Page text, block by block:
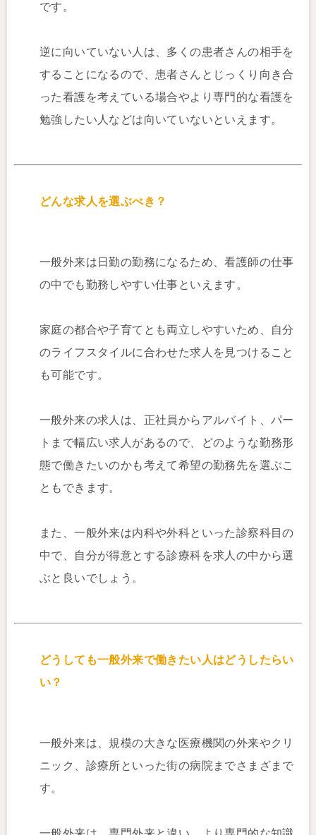
です。
逆に向いていない人は、多くの患者さんの相手を
することになるので、患者さんとじっくり向き合
った看護を考えている場合やより専門的な看護を
勉強したい人などは向いていないといえます。
どんな求人を選ぶべき？
一般外来は日勤の勤務になるため、看護師の仕事
の中でも勤務しやすい仕事といえます。
家庭の都合や子育てとも両立しやすいため、自分
のライフスタイルに合わせた求人を見つけること
も可能です。
一般外来の求人は、正社員からアルバイト、パー
トまで幅広い求人があるので、どのような勤務形
態で働きたいのかも考えて希望の勤務先を選ぶこ
ともできます。
また、一般外来は内科や外科といった診察科目の
中で、自分が得意とする診療科を求人の中から選
ぶと良いでしょう。
どうしても一般外来で働きたい人はどうしたらい
い？
一般外来は、規模の大きな医療機関の外来やクリ
ニック、診療所といった街の病院までさまざまで
す。